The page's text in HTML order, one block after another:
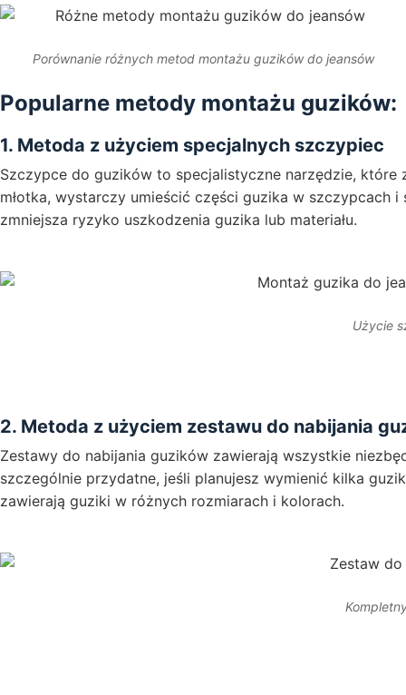
Porównanie różnych metod montażu guzików do jeansów
Popularne metody montażu guzików:
1. Metoda z użyciem specjalnych szczypiec
Szczypce do guzików to specjalistyczne narzędzie,
młotka, wystarczy umieścić części guzika w szczypcach
zmniejsza ryzyko uszkodzenia guzika lub materiału.
Użycie
2. Metoda z użyciem zestawu do nabijania
Zestawy do nabijania guzików zawierają wszystkie
szczególnie przydatne, jeśli planujesz wymienić kilka
zawierają guziki w różnych rozmiarach i kolorach.